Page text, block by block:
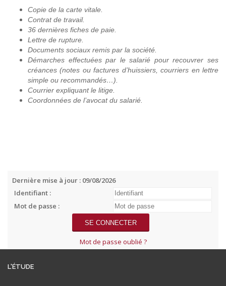
Copie de la carte vitale.
Contrat de travail.
36 dernières fiches de paie.
Lettre de rupture.
Documents sociaux remis par la société.
Démarches effectuées par le salarié pour recouvrer ses
créances (notes ou factures d’huissiers, courriers en lettre
simple ou recommandés…).
Courrier expliquant le litige.
Coordonnées de l’avocat du salarié.
Dernière mise à jour : 09/08/2026
Identifiant :
Mot de passe :
Mot de passe oublié ?
L'ÉTUDE